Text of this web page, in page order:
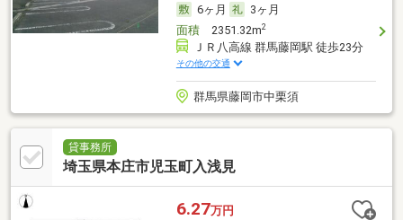
6ヶ月
3ヶ月
面積2351.32m2
ＪＲ八高線 群馬藤岡駅 徒歩23分
その他の交通
群馬県藤岡市中栗須
貸事務所
埼玉県本庄市児玉町入浅見
6.27万円